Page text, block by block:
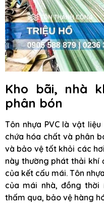
Kho bãi, nhà
phân bón
Tôn nhựa PVC là vật
chứa hóa chất và phân
và bảo vệ tốt khỏi các
này thường phát thải khí
của kết cấu mái. Tôn
của mái nhà, đồng
thấm qua, bảo vệ hàng